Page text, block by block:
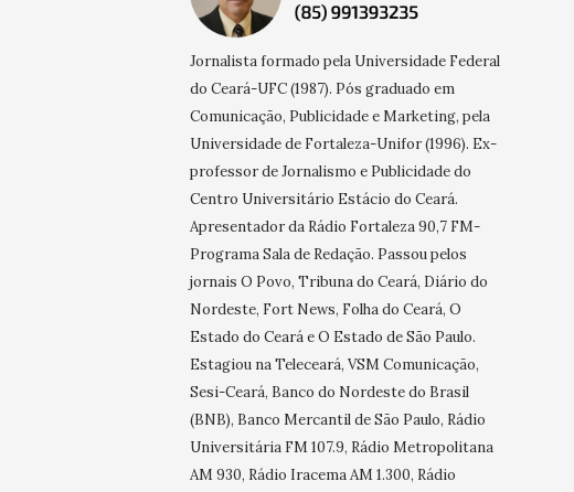
Jornalista formado pela Universidade Federal
do Ceará-UFC (1987). Pós graduado em
Comunicação, Publicidade e Marketing, pela
Universidade de Fortaleza-Unifor (1996). Ex-
professor de Jornalismo e Publicidade do
Centro Universitário Estácio do Ceará.
Apresentador da Rádio Fortaleza 90,7 FM-
Programa Sala de Redação. Passou pelos
jornais O Povo, Tribuna do Ceará, Diário do
Nordeste, Fort News, Folha do Ceará, O
Estado do Ceará e O Estado de São Paulo.
Estagiou na Teleceará, VSM Comunicação,
Sesi-Ceará, Banco do Nordeste do Brasil
(BNB), Banco Mercantil de São Paulo, Rádio
Universitária FM 107.9, Rádio Metropolitana
AM 930, Rádio Iracema AM 1.300, Rádio